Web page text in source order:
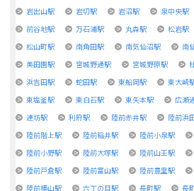
岩出山駅
岩切駅 岩沼駅 泉中央駅
前谷地駅
万石浦駅 丸森駅 松岩駅
松山町駅
南角田駅 南気仙沼駅 南
美田園駅
宮城野通駅 宮城野原駅
浜吉田駅
蛇田駅 東船岡駅 東大崎
東塩釜駅
東白石駅 東矢本駅 広瀬
連坊駅
利府駅 陸前赤井駅 陸前浜
陸前階上駅
陸前稲井駅 陸前小泉駅
陸前小野駅
陸前大塚駅 陸前山王駅
陸前戸倉駅
陸前富山駅 陸前豊里駅
陸前横山駅
六丁の目駅 長町駅 長